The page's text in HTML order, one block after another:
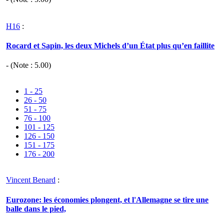
H16 :
Rocard et Sapin, les deux Michels d’un État plus qu’en faillite
- (Note : 5.00)
1 - 25
26 - 50
51 - 75
76 - 100
101 - 125
126 - 150
151 - 175
176 - 200
Vincent Benard :
Eurozone: les économies plongent, et l'Allemagne se tire une
balle dans le pied,